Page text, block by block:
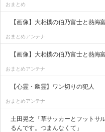
おまとめ
【画像】大相撲の伯乃富士と熱海
おまとめアンテナ
【画像】大相撲の伯乃富士と熱海
おまとめアンテナ
【心霊・幽霊】ワン切りの犯人
おまとめアンテナ
土田晃之「草サッカーとフットサ
るんです。つまんなくて」